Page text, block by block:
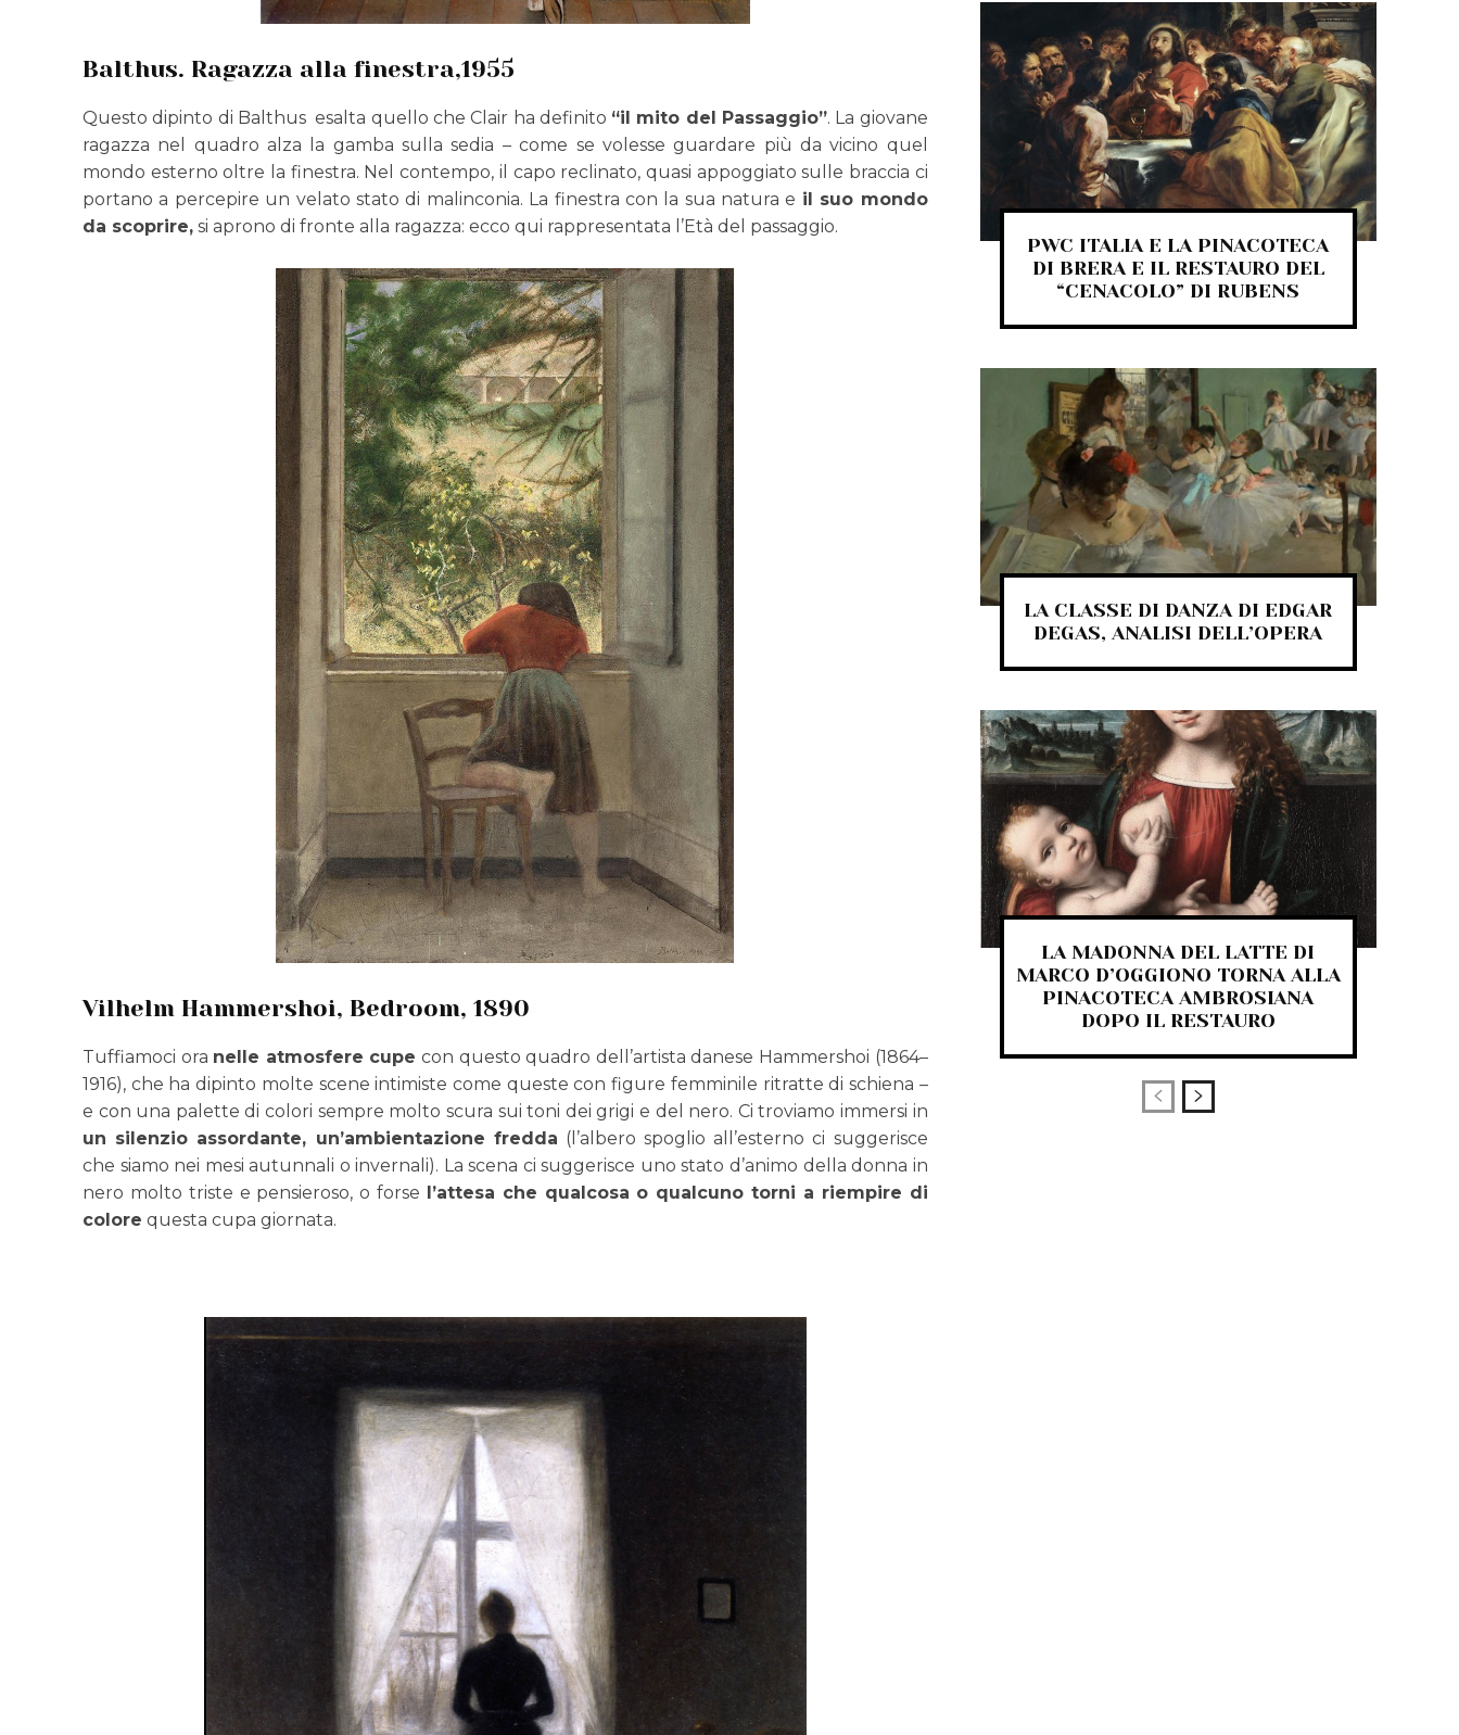
Balthus. Ragazza alla finestra,1955
Questo dipinto di Balthus esalta quello che Clair ha definito “il mito del Passaggio”. La giovane
ragazza nel quadro alza la gamba sulla sedia – come se volesse guardare più da vicino quel
mondo esterno oltre la finestra. Nel contempo, il capo reclinato, quasi appoggiato sulle braccia ci
portano a percepire un velato stato di malinconia. La finestra con la sua natura e il suo mondo
da scoprire, si aprono di fronte alla ragazza: ecco qui rappresentata l’Età del passaggio.
Vilhelm Hammershoi, Bedroom, 1890
Tuffiamoci ora nelle atmosfere cupe con questo quadro dell’artista danese Hammershoi (1864–
1916), che ha dipinto molte scene intimiste come queste con figure femminile ritratte di schiena –
e con una palette di colori sempre molto scura sui toni dei grigi e del nero. Ci troviamo immersi in
un silenzio assordante, un’ambientazione fredda (l’albero spoglio all’esterno ci suggerisce
che siamo nei mesi autunnali o invernali). La scena ci suggerisce uno stato d’animo della donna in
nero molto triste e pensieroso, o forse l’attesa che qualcosa o qualcuno torni a riempire di
colore questa cupa giornata.
PWC ITALIA E LA PINACOTECA
DI BRERA E IL RESTAURO DEL
“CENACOLO” DI RUBENS
LA CLASSE DI DANZA DI EDGAR
DEGAS, ANALISI DELL’OPERA
LA MADONNA DEL LATTE DI
MARCO D’OGGIONO TORNA ALLA
PINACOTECA AMBROSIANA
DOPO IL RESTAURO